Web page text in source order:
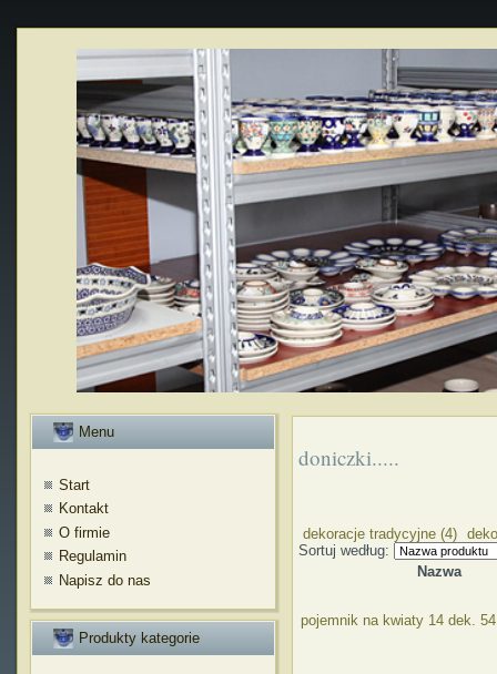
Menu
Start
Kontakt
O firmie
Regulamin
Napisz do nas
Produkty kategorie
doniczki.....
dekoracje tradycyjne (4)
Sortuj według:
Nazwa
pojemnik na kwiaty 14 dek. 54